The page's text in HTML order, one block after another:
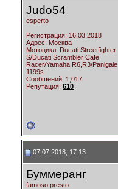
Judo54
esperto
Регистрация: 16.03.2018
Адрес: Москва
Мотоцикл: Ducati Streetfighter
S/Ducati Scrambler Cafe
Racer/Yamaha R6,R3/Panigale
1199s
Сообщений: 1,017
Репутация: 610
07.07.2018, 17:13
Буммеранг
famoso presto